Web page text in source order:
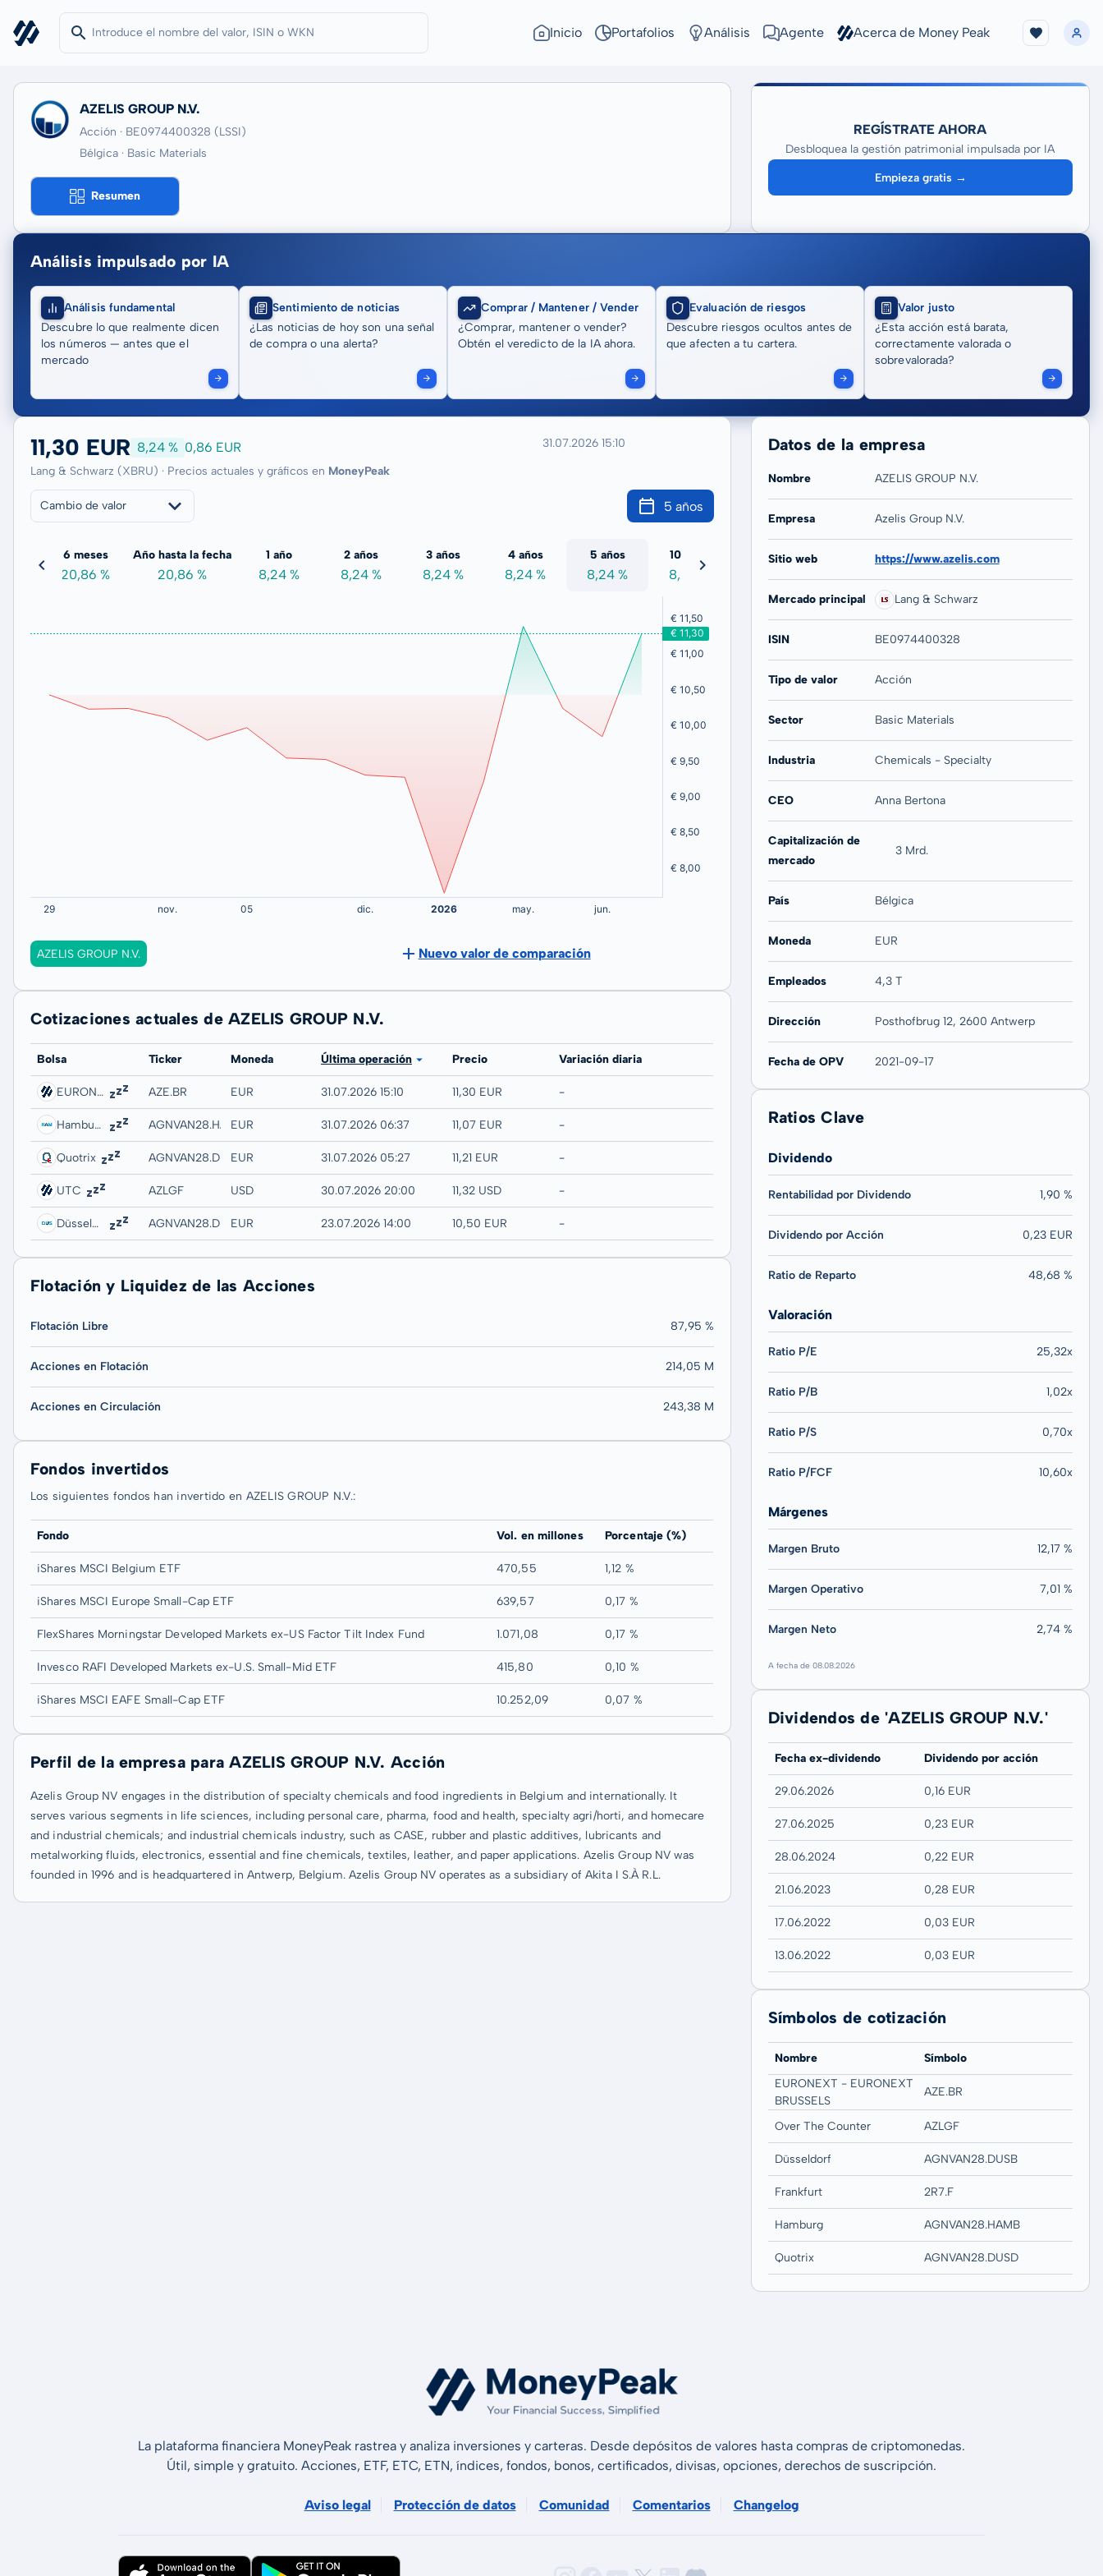
Inicio Portafolios Análisis Agente Acerca de Money Peak
AZELIS GROUP N.V.
Acción · BE0974400328 (LSSI)
Bélgica · Basic Materials
Resumen
REGÍSTRATE AHORA
Desbloquea la gestión patrimonial impulsada por IA
Empieza gratis →
Análisis impulsado por IA
Análisis fundamental
Descubre lo que realmente dicen
los números — antes que el
mercado
Sentimiento de noticias
¿Las noticias de hoy son una señal
de compra o una alerta?
Comprar / Mantener / Vender
¿Comprar, mantener o vender?
Obtén el veredicto de la IA ahora.
Evaluación de riesgos
Descubre riesgos ocultos antes de
que afecten a tu cartera.
Valor justo
¿Esta acción está barata,
correctamente valorada o
sobrevalorada?
11,30 EUR 8,24 % 0,86 EUR
Lang & Schwarz (XBRU) · Precios actuales y gráficos en MoneyPeak
31.07.2026 15:10
Cambio de valor 5 años
6 meses
20,86 %
Año hasta la fecha
20,86 %
1 año
8,24 %
2 años
8,24 %
3 años
8,24 %
4 años
8,24 %
5 años
8,24 %
10 años
8,24 %
20 años
AZELIS GROUP N.V. Nuevo valor de comparación
Cotizaciones actuales de AZELIS GROUP N.V.
Bolsa Ticker Moneda Última operación Precio Variación diaria
EURONEXT - EURONEXT BRUSSELS AZE.BR EUR 31.07.2026 15:10 11,30 EUR -
Hamburg AGNVAN28.HAMB
EUR 31.07.2026 06:37 11,07 EUR -
Quotrix AGNVAN28.DUSDEUR 31.07.2026 05:27 11,21 EUR -
UTC AZLGF USD 30.07.2026 20:00 11,32 USD -
Düsseldorf AGNVAN28.DUSBEUR 23.07.2026 14:00 10,50 EUR -
Flotación y Liquidez de las Acciones
Flotación Libre 87,95 %
Acciones en Flotación 214,05 M
Acciones en Circulación 243,38 M
Fondos invertidos
Los siguientes fondos han invertido en AZELIS GROUP N.V.:
Fondo Vol. en millones Porcentaje (%)
iShares MSCI Belgium ETF 470,55 1,12 %
iShares MSCI Europe Small-Cap ETF 639,57 0,17 %
FlexShares Morningstar Developed Markets ex-US Factor Tilt Index Fund 1.071,08 0,17 %
Invesco RAFI Developed Markets ex-U.S. Small-Mid ETF 415,80 0,10 %
iShares MSCI EAFE Small-Cap ETF 10.252,09 0,07 %
Perfil de la empresa para AZELIS GROUP N.V. Acción
Azelis Group NV engages in the distribution of specialty chemicals and food ingredients in Belgium and internationally. It
serves various segments in life sciences, including personal care, pharma, food and health, specialty agri/horti, and homecare
and industrial chemicals; and industrial chemicals industry, such as CASE, rubber and plastic additives, lubricants and
metalworking fluids, electronics, essential and fine chemicals, textiles, leather, and paper applications. Azelis Group NV was
founded in 1996 and is headquartered in Antwerp, Belgium. Azelis Group NV operates as a subsidiary of Akita I S.À R.L.
Datos de la empresa
Nombre AZELIS GROUP N.V.
Empresa Azelis Group N.V.
Sitio web https://www.azelis.com
Mercado principal Lang & Schwarz
ISIN BE0974400328
Tipo de valor Acción
Sector Basic Materials
Industria Chemicals - Specialty
CEO Anna Bertona
Capitalización de
mercado
3 Mrd.
País Bélgica
Moneda EUR
Empleados 4,3 T
Dirección Posthofbrug 12, 2600 Antwerp
Fecha de OPV 2021-09-17
Ratios Clave
Dividendo
Rentabilidad por Dividendo 1,90 %
Dividendo por Acción 0,23 EUR
Ratio de Reparto 48,68 %
Valoración
Ratio P/E 25,32x
Ratio P/B 1,02x
Ratio P/S 0,70x
Ratio P/FCF 10,60x
Márgenes
Margen Bruto 12,17 %
Margen Operativo 7,01 %
Margen Neto 2,74 %
A fecha de 08.08.2026
Dividendos de 'AZELIS GROUP N.V.'
Fecha ex-dividendo Dividendo por acción
29.06.2026 0,16 EUR
27.06.2025 0,23 EUR
28.06.2024 0,22 EUR
21.06.2023 0,28 EUR
17.06.2022 0,03 EUR
13.06.2022 0,03 EUR
Símbolos de cotización
Nombre
Símbolo
EURONEXT - EURONEXT
BRUSSELS
AZE.BR
Over The Counter AZLGF
Düsseldorf AGNVAN28.DUSB
Frankfurt 2R7.F
Hamburg AGNVAN28.HAMB
Quotrix AGNVAN28.DUSD
La plataforma financiera MoneyPeak rastrea y analiza inversiones y carteras. Desde depósitos de valores hasta compras de criptomonedas.
Útil, simple y gratuito. Acciones, ETF, ETC, ETN, índices, fondos, bonos, certificados, divisas, opciones, derechos de suscripción.
Aviso legal Protección de datos Comunidad Comentarios Changelog